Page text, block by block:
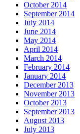
October 2014
September 2014
July 2014
June 2014
May 2014
April 2014
March 2014
February 2014
January 2014
December 2013
November 2013
October 2013
September 2013
August 2013
July 2013